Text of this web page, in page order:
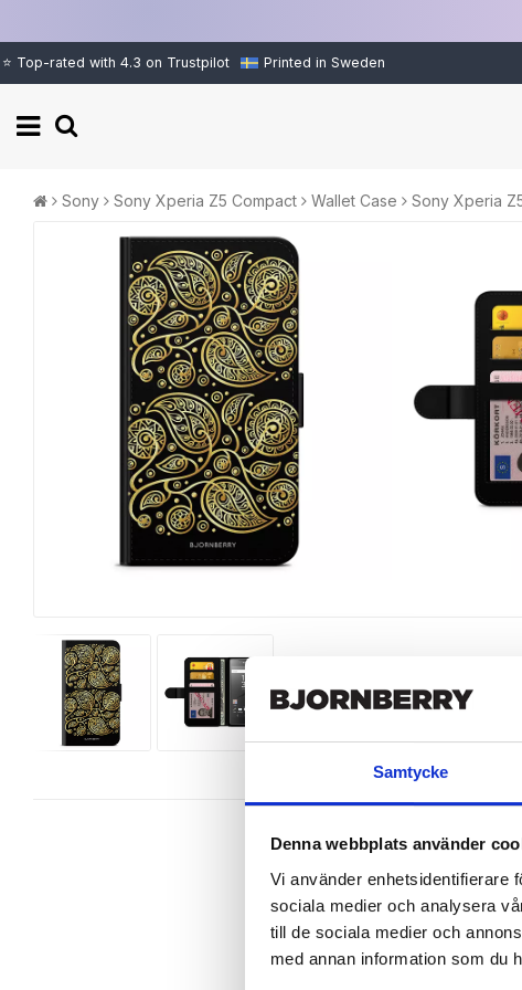
Samtycke
Denna webbplats använder
Vi använder enhetsidentifierare
sociala medier och analysera
till de sociala medier och
med annan information som du
⭐ Top-rated with 4.3 on Trustpilot Printed in Sweden
Sony Sony Xperia Z5 Compact Wallet Case Sony Xperia
Wallet case from Bjornberry for your
a unique design.